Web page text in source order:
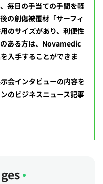
毎日の手当ての手間を軽
の創傷被覆材「サーフィ
のサイズがあり、利便性
ある方は、Novamedic
入手することができま
会インタビューの内容を
のビジネスニュース記事